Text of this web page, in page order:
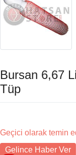
Bursan 6,67
Tüp
Geçici olarak temin
Gelince Haber Ver